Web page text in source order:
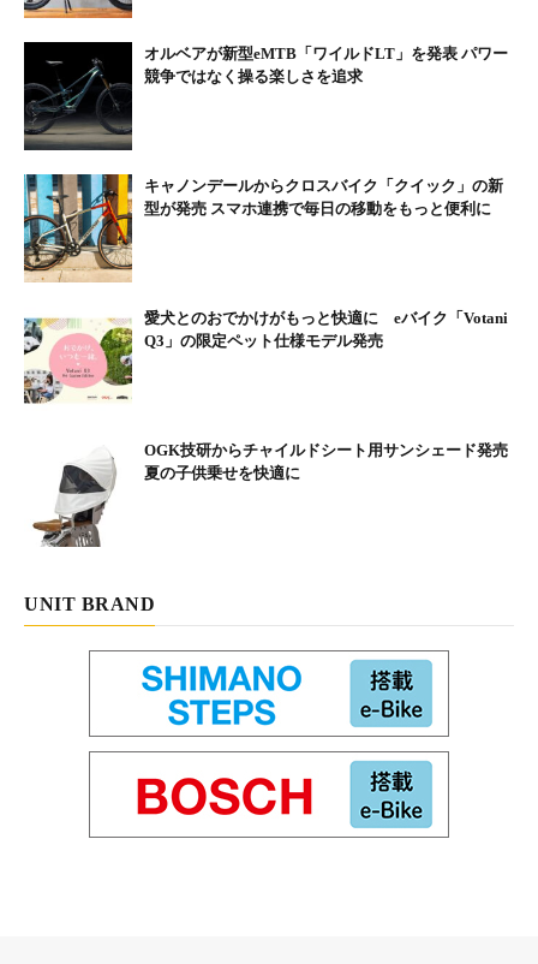
オルベアが新型eMTB「ワイルドLT」を発表 パワー
競争ではなく操る楽しさを追求
キャノンデールからクロスバイク「クイック」の新
型が発売 スマホ連携で毎日の移動をもっと便利に
愛犬とのおでかけがもっと快適に eバイク「Votani
Q3」の限定ペット仕様モデル発売
OGK技研からチャイルドシート用サンシェード発売
夏の子供乗せを快適に
UNIT BRAND